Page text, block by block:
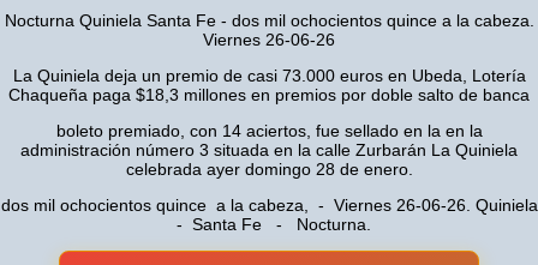
Nocturna Quiniela Santa Fe - dos mil ochocientos quince a la cabeza.
Viernes 26-06-26
La Quiniela deja un premio de casi 73.000 euros en Ubeda, Lotería
Chaqueña paga $18,3 millones en premios por doble salto de banca
boleto premiado, con 14 aciertos, fue sellado en la en la
administración número 3 situada en la calle Zurbarán La Quiniela
celebrada ayer domingo 28 de enero.
dos mil ochocientos quince a la cabeza, - Viernes 26-06-26. Quiniela
- Santa Fe - Nocturna.